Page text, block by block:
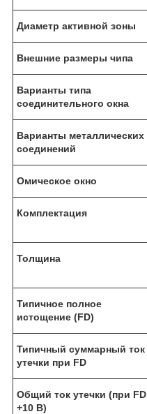
Диаметр активной зоны
Внешние размеры чипа
Варианты типа
соединительного окна
Варианты металлических
соединений
Омическое окно
Комплектация
Толщина
Типичное полное
истощение (FD)
Типичный суммарный ток
утечки при FD
Общий ток утечки (при FD
+10 В)